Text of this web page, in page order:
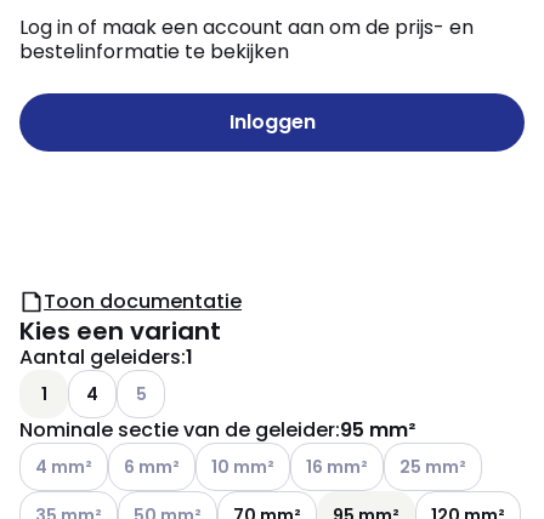
Log in of maak een account aan om de prijs- en
bestelinformatie te bekijken
Inloggen
Toon documentatie
Kies een variant
Aantal geleiders:1
1 4 Andere varianten (Huidige combinatie niet
5
Nominale sectie van de geleider:95 mm²
Andere varianten (Huidige combinatie niet mogelijk)
4 mm² Andere varianten (Huidige combinatie niet
6 mm² Andere varianten (Huidige combinatie
10 mm² Andere varianten (Huidige
16 mm² Andere varianten
25 mm²
Andere varianten (Huidige combinatie niet mogelijk)
Andere varianten (Huidige combinatie niet